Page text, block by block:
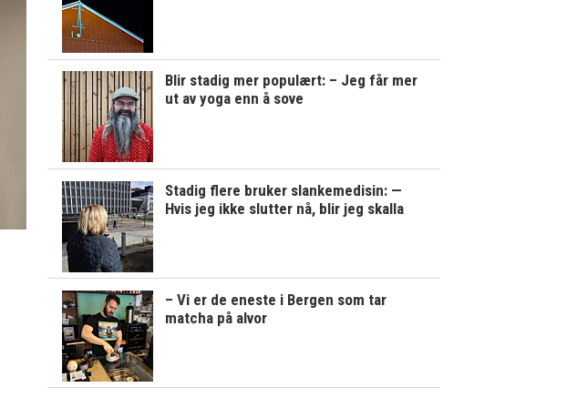
Blir stadig mer populært: – Jeg får mer
ut av yoga enn å sove
Stadig flere bruker slankemedisin: —
Hvis jeg ikke slutter nå, blir jeg skalla
– Vi er de eneste i Bergen som tar
matcha på alvor